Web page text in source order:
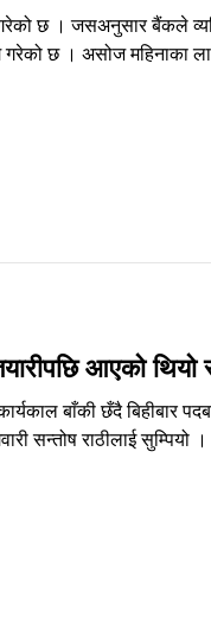
छ । जसअनुसार बैंकले
छ । असोज महिनाका
आएको थियो
बाँकी छँदै बिहीबार
सन्तोष राठीलाई